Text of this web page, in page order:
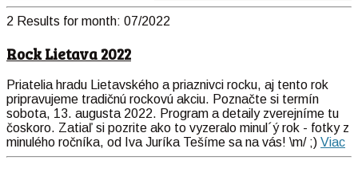
2 Results for month: 07/2022
Rock Lietava 2022
Priatelia hradu Lietavského a priaznivci rocku, aj tento rok
pripravujeme tradičnú rockovú akciu. Poznačte si termín
sobota, 13. augusta 2022. Program a detaily zverejníme tu
čoskoro. Zatiaľ si pozrite ako to vyzeralo minul´ý rok - fotky z
minulého ročníka, od Iva Juríka Tešíme sa na vás! \m/ ;) Viac